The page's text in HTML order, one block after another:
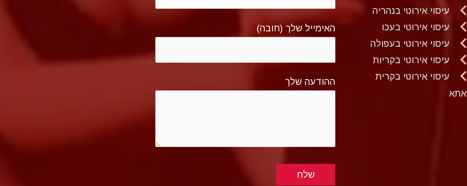
עיסוי אירוטי בנהריה
עיסוי אירוטי בעכו
עיסוי אירוטי בעפולה
עיסוי אירוטי בקריות
עיסוי אירוטי בקרית
אתא
האימייל שלך (חובה)
ההודעה שלך